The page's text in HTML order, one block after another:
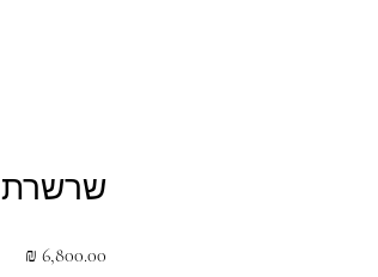
שרשרת Jo סיכות